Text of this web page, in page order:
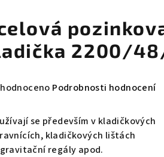
2200/
Podrobnosti hodnocení
se především v kladičkových
kladičkových lištách
regály apod.